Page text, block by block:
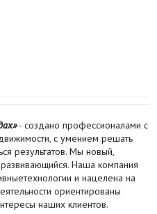
- создано профессионалами с
с умением решать
результатов. Мы новый,
Наша компания
етехнологии и нацелена на
ориентированы
наших клиентов.